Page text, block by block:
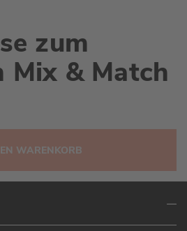
zum
Mix & Match
WARENKORB